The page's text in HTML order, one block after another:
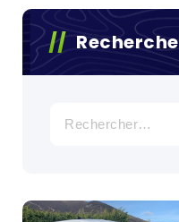
Recherche